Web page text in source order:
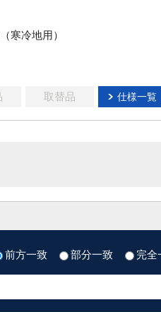
寒冷地用）
取替品 仕様一覧
前方一致 部分一致 完全